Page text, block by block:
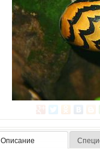
Описание